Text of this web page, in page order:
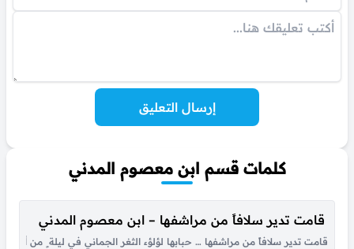
إرسال التعليق
كلمات قسم ابن معصوم المدني
قامت تدير سلافاً من مراشفها – ابن معصوم المدني
قامت تدير سلافاً من مراشفها … حبابها لؤلؤء الثغر الجماني في ليلة ٍ من